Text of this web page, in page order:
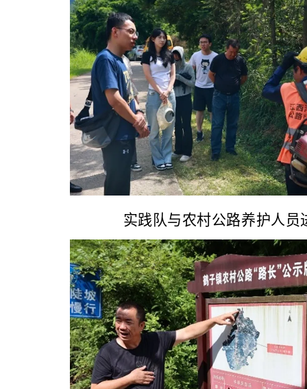
实践队与农村公路养护人员